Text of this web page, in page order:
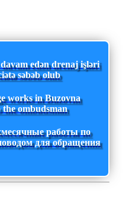
edən drenaj işləri
səbəb olub
works in Buzovna
ombudsman
работы по
для обращения